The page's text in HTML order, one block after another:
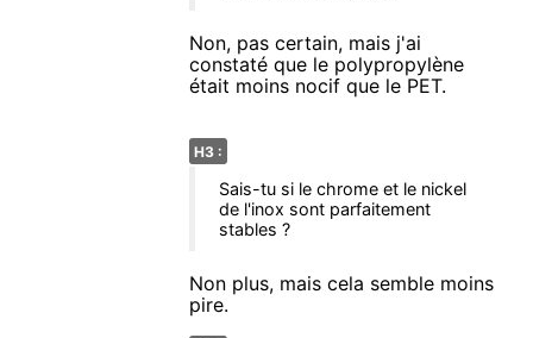
Non, pas certain, mais j'ai
constaté que le polypropylène
était moins nocif que le PET.
H3 :
Sais-tu si le chrome et le nickel
de l'inox sont parfaitement
stables ?
Non plus, mais cela semble moins
pire.